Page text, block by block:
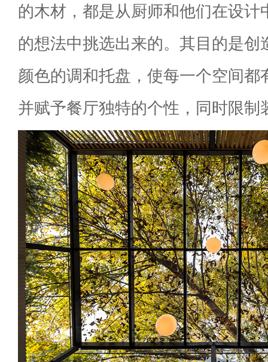
的木材，都是从厨师和他们在设计
的想法中挑选出来的。其目的是创
颜色的调和托盘，使每一个空间都
并赋予餐厅独特的个性，同时限制